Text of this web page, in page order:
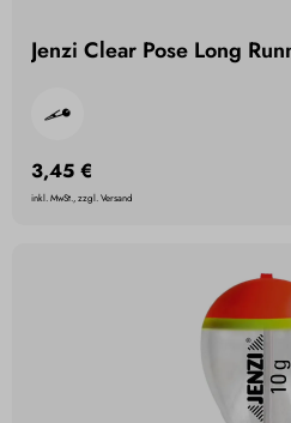
Jenzi Clear Pose Long
3,45 €
inkl. MwSt., zzgl. Versand